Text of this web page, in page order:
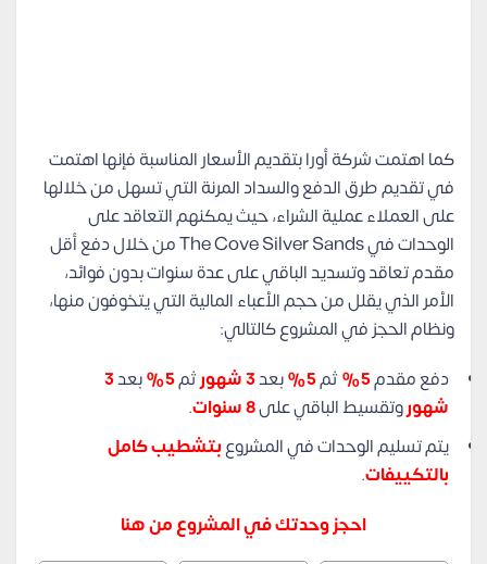
كما اهتمت شركة أورا بتقديم الأسعار المناسبة فإنها اهتمت
في تقديم طرق الدفع والسداد المرنة التي تسهل من خلالها
على العملاء عملية الشراء، حيث يمكنهم التعاقد على
الوحدات في The Cove Silver Sands من خلال دفع أقل
مقدم تعاقد وتسديد الباقي على عدة سنوات بدون فوائد،
الأمر الذي يقلل من حجم الأعباء المالية التي يتخوفون منها،
ونظام الحجز في المشروع كالتالي:
دفع مقدم5% ثم5% بعد3 شهور ثم بعد3
شهوروتقسيط الباقي على8 سنوات
.
يتم تسليم الوحدات في المشروعبتشطيب كامل
بالتكييفات.
احجز وحدتك في المشروع من هنا